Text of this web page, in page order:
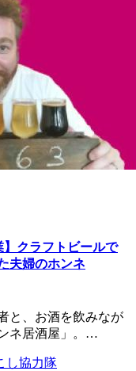
クラフトビールで
夫婦のホンネ
と、お酒を飲みなが
ネ居酒屋」。…
し協力隊